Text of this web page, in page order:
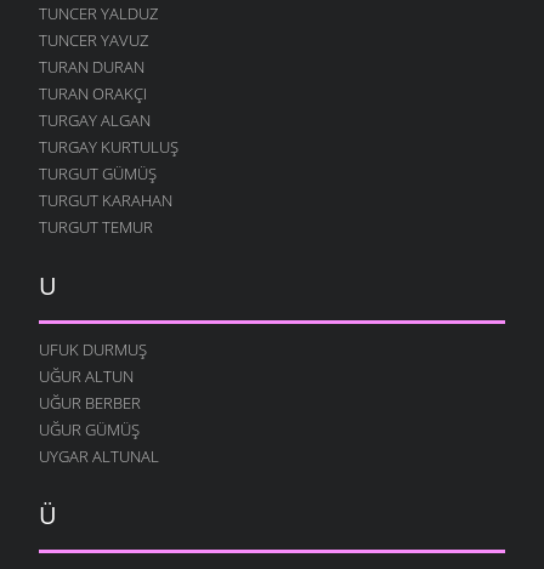
TUNCER YALDUZ
TUNCER YAVUZ
TURAN DURAN
TURAN ORAKÇI
TURGAY ALGAN
TURGAY KURTULUŞ
TURGUT GÜMÜŞ
TURGUT KARAHAN
TURGUT TEMUR
U
UFUK DURMUŞ
UĞUR ALTUN
UĞUR BERBER
UĞUR GÜMÜŞ
UYGAR ALTUNAL
Ü